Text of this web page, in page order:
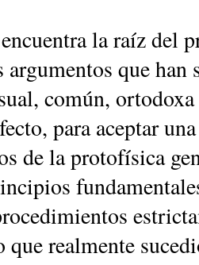
la raíz del
que
común,
para aceptar
de la protofísica
que realmente